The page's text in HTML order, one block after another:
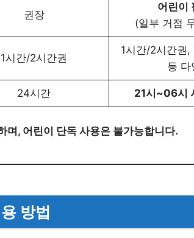
권장
어린이
(일부 거점
1시간/2시간권
1시간/2시간권
등 다
24시간 21시~06시
며, 어린이 단독 사용은 불가능합니다.
방법